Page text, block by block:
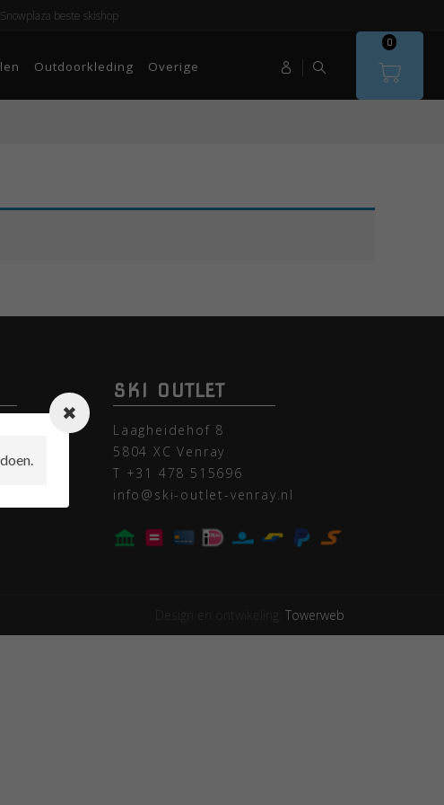
Snowplaza beste skishop
Outdoorkleding Overige
0
SKI OUTLET
Laagheidehof 8
5804 XC Venray
T +31 478 515696
info@ski-outlet-venray.nl
Design en ontwikeling:Towerweb